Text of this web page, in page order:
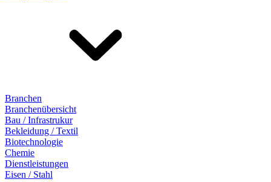
Branchen
Branchenübersicht
Bau / Infrastrukur
Bekleidung / Textil
Biotechnologie
Chemie
Dienstleistungen
Eisen / Stahl